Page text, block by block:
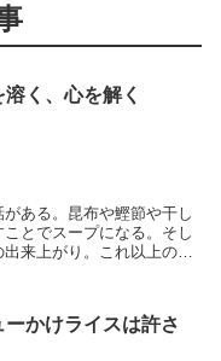
く、心を解く
ある。昆布や鰹節や干し
とでスープになる。そし
来上がり。これ以上の作
かけライスは許さ